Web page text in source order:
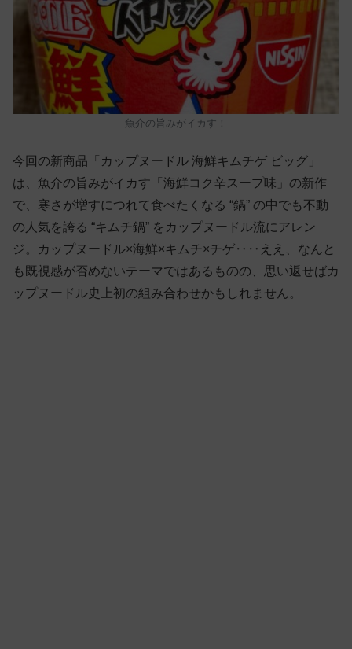
魚介の旨みがイカす！
今回の新商品「カップヌードル 海鮮キムチゲ ビッグ」
は、魚介の旨みがイカす「海鮮コク辛スープ味」の新作
で、寒さが増すにつれて食べたくなる “鍋” の中でも不動
の人気を誇る “キムチ鍋” をカップヌードル流にアレン
ジ。カップヌードル×海鮮×キムチ×チゲ‥‥ええ、なんと
も既視感が否めないテーマではあるものの、思い返せばカ
ップヌードル史上初の組み合わせかもしれません。